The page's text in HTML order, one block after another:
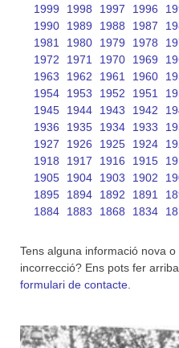
1999
1998 1997 1996
1990
1989 1988 1987
1981
1980 1979 1978
1972
1971 1970 1969
1963
1962 1961 1960
1954
1953 1952 1951
1945
1944 1943 1942
1936
1935 1934 1933
1927
1926 1925 1924
1918
1917 1916 1915
1905
1904 1903 1902
1895
1894 1892 1891
1884
1883 1868 1834
Tens alguna informació nova
incorrecció? Ens pots fer
formulari de contacte